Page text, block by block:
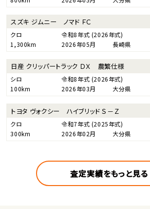
スズキ ジムニー ノマド ＦＣ
クロ 令和8年式 (2026年式)
1,300km
2026年05月 長崎県
日産 クリッパートラック ＤＸ 農繁仕様
シロ 令和8年式 (2026年式)
100km
2026年03月 大分県
トヨタ ヴォクシー ハイブリッド Ｓ－Ｚ
クロ 令和7年式 (2025年式)
300km
2026年02月 大分県
査定実績をもっと見る